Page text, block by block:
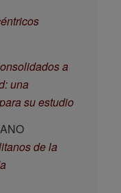
a
una
su estudio
de la